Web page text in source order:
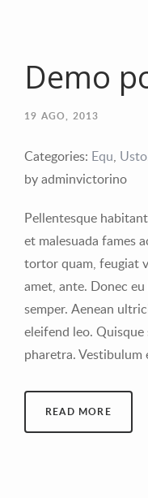
Demo
19 AGO, 2013
Categories: Equ,
by adminvictorino
Pellentesque
et malesuada fames
tortor quam, feugiat
amet, ante. Donec
semper. Aenean
eleifend leo.
pharetra. Vestibulum
READ MORE